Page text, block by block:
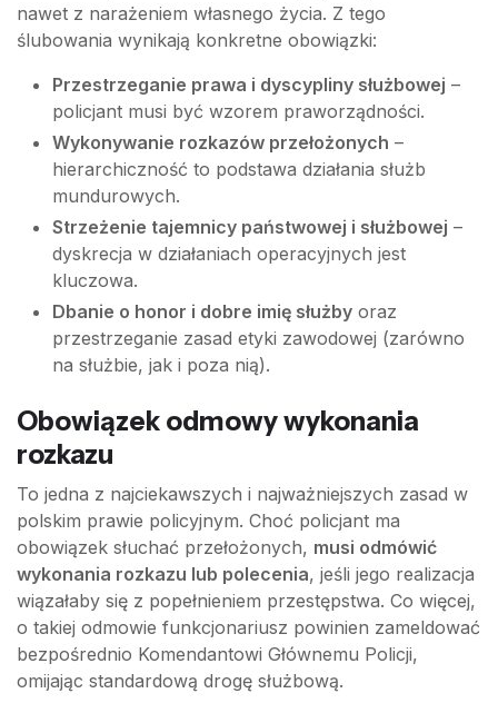
nawet z narażeniem własnego życia. Z tego
ślubowania wynikają konkretne obowiązki:
Przestrzeganie prawa i dyscypliny służbowej –
policjant musi być wzorem praworządności.
Wykonywanie rozkazów przełożonych –
hierarchiczność to podstawa działania służb
mundurowych.
Strzeżenie tajemnicy państwowej i służbowej –
dyskrecja w działaniach operacyjnych jest
kluczowa.
Dbanie o honor i dobre imię służby oraz
przestrzeganie zasad etyki zawodowej (zarówno
na służbie, jak i poza nią).
Obowiązek odmowy wykonania
rozkazu
To jedna z najciekawszych i najważniejszych zasad w
polskim prawie policyjnym. Choć policjant ma
obowiązek słuchać przełożonych, musi odmówić
wykonania rozkazu lub polecenia, jeśli jego realizacja
wiązałaby się z popełnieniem przestępstwa. Co więcej,
o takiej odmowie funkcjonariusz powinien zameldować
bezpośrednio Komendantowi Głównemu Policji,
omijając standardową drogę służbową.